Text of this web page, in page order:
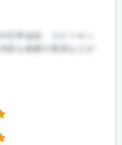
日常会話。スピーキン